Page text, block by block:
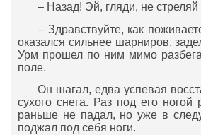
– Назад! Эй, гляди, не стреляй
– Здравствуйте, как
оказался сильнее шарниров,
Урм прошел по ним мимо
поле.
Он шагал, едва успевая
сухого снега. Раз под его
раньше не падал, но уже в
поджал под себя ноги.